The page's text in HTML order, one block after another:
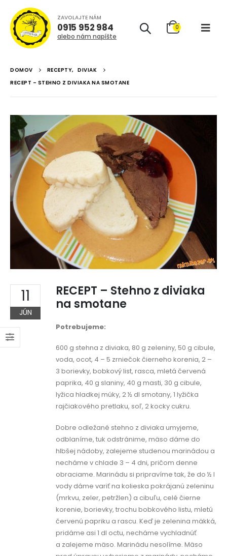
ZAVOLAJTE NÁM
0915 952 984
alebo nám napíšte
0
DOMOV RECEPTY, DIVIAK
RECEPT – STEHNO Z DIVIAKA NA SMOTANE
11
JÚN
RECEPT – Stehno z diviaka
na smotane
Potrebujeme:
600 g stehna z diviaka, 80 g zeleniny, 50 g cibule,
voda, ocot, 4 – 5 zrniečok čierneho korenia, 2 –
3 borievky, bobkový list, rasca, mletá červená
paprika, 40 g slaniny, 40 g masti, 30 g cibule,
lyžica hladkej múky, 2 ½ dl smotany, 1 lyžička
rajčiakového pretlaku, soľ, 2 kocky cukru.
Dobre odležané stehno z diviaka umyjeme,
odblaníme, tuk odstránime, mäso dáme do
hlbšej nádoby, zalejeme studenou marinádou a
necháme v chlade 3 – 4 dni, pričom denne
obraciame. Marinádu si pripravíme tak, že do ½ l
vody dáme variť na kolieska pokrájanú zeleninu
(mrkvu, zeler, petržlen) a cibuľu, celé čierne
korenie, borievky, trochu bobkového listu, mletú
červenú papriku a rascu. Keď je zelenina mäkká,
pridáme asi 1 dl octu, necháme vychladnúť
a zalejeme mäso. Marinádu nesolíme. Mäso